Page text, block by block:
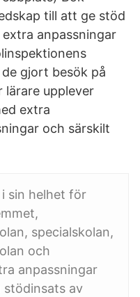
till att ge stöd
anpassningar
gjort besök på
lärare upplever
extra
och särskilt
i sin helhet för
specialskolan,
och
anpassningar
stödinsats av